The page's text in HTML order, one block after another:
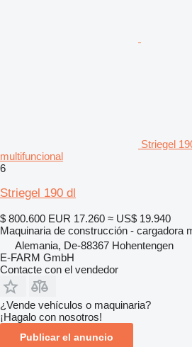
Striegel
multifuncional
6
Striegel 190 dl
$ 800.600 EUR 17.260 ≈ US$ 19.940
Maquinaria de construcción - cargadora
Alemania, De-88367 Hohentengen
E-FARM GmbH
Contacte con el vendedor
¿Vende vehículos o maquinaria?
¡Hagalo con nosotros!
Publicar el anuncio